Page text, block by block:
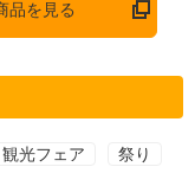
品を見る
光フェア 祭り